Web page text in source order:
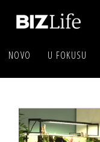
NOVO U FOKUSU